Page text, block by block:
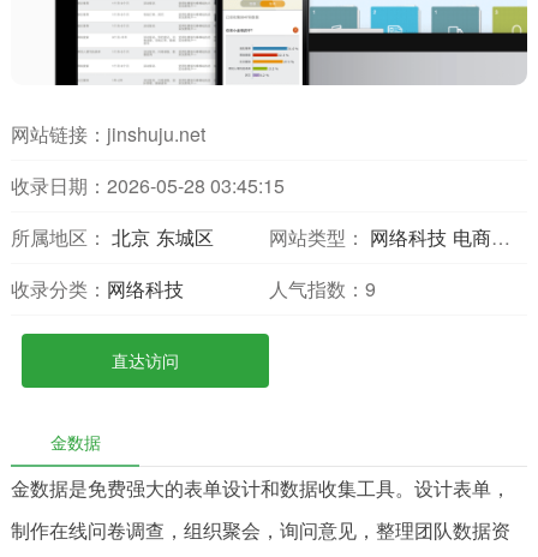
网站链接： jinshuju.net
收录日期：2026-05-28 03:45:15
所属地区： 北京 东城区 网站类型： 网络科技 电商服务
收录分类： 网络科技 人气指数： 9
直达访问
金数据
金数据是免费强大的表单设计和数据收集工具。设计表单，
制作在线问卷调查，组织聚会，询问意见，整理团队数据资